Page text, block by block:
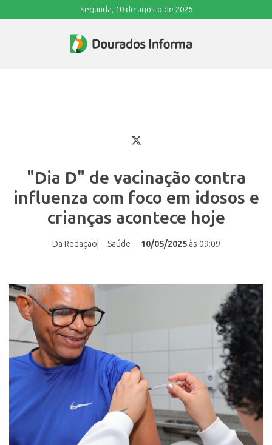
Segunda, 10 de agosto de 2026
"Dia D" de vacinação contra
influenza com foco em idosos e
crianças acontece hoje
Da Redação Saúde 10/05/2025às 09:09